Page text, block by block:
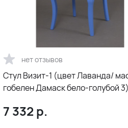
нет отзывов
Стул Визит-1 (цвет Лаванда/
гобелен Дамаск бело-голубой 3)
7 332 р.